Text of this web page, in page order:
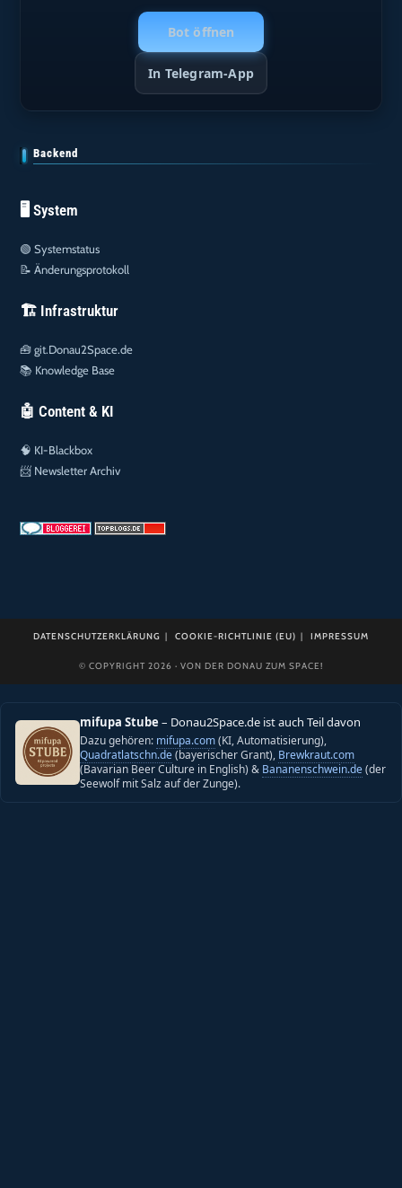
Bot öffnen
In Telegram-App
Backend
🖥️ System
🟢Systemstatus
📝Änderungsprotokoll
🏗️ Infrastruktur
🧰git.Donau2Space.de
📚 Knowledge Base
🤖 Content & KI
🧠 KI-Blackbox
📨 Newsletter Archiv
DATENSCHUTZERKLÄRUNG COOKIE-RICHTLINIE (EU) IMPRESSUM
© COPYRIGHT 2026 · VON DER DONAU ZUM SPACE!
mifupa Stube – Donau2Space.de ist auch Teil davon
Dazu gehören: mifupa.com(KI, Automatisierung),
Quadratlatschn.de(bayerischer Grant), Brewkraut.com
(Bavarian Beer Culture in English) & Bananenschwein.de(der
Seewolf mit Salz auf der Zunge).